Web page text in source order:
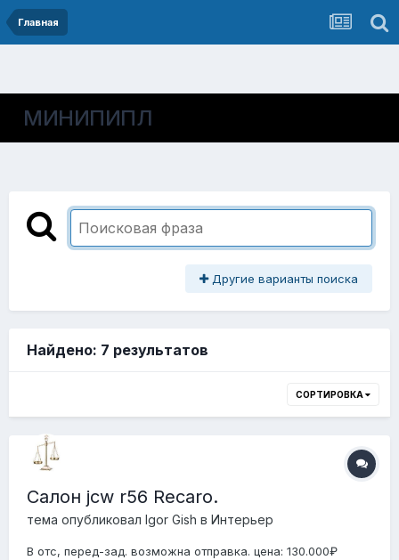
Главная
МИНИПИПЛ
Другие варианты поиска
Найдено: 7 результатов
СОРТИРОВКА
Салон jcw r56 Recaro.
тема опубликовал Igor Gish в Интерьер
В отс, перед-зад. возможна отправка. цена: 130.000₽